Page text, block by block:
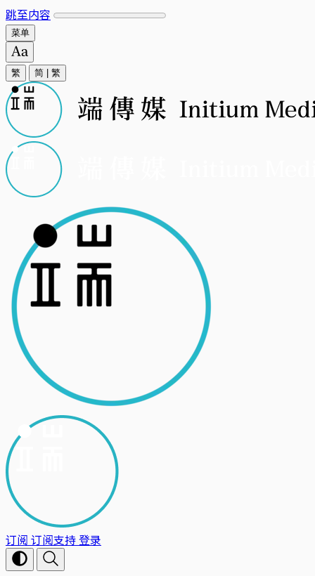
跳至内容
菜单
繁 简 繁
订阅 订阅支持登录